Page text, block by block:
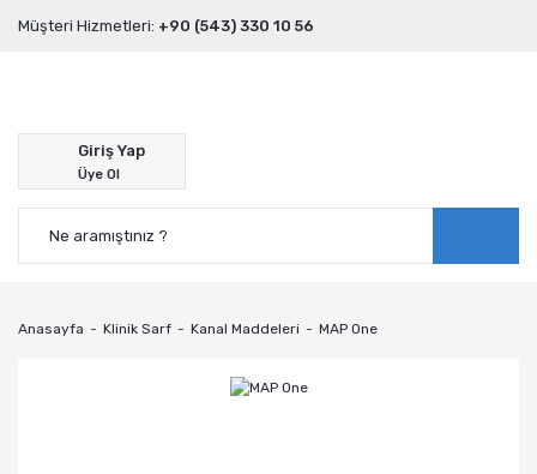
Müşteri Hizmetleri: +90 (543) 330 10 56
Giriş Yap
Üye Ol
Anasayfa Klinik Sarf Kanal Maddeleri MAP One